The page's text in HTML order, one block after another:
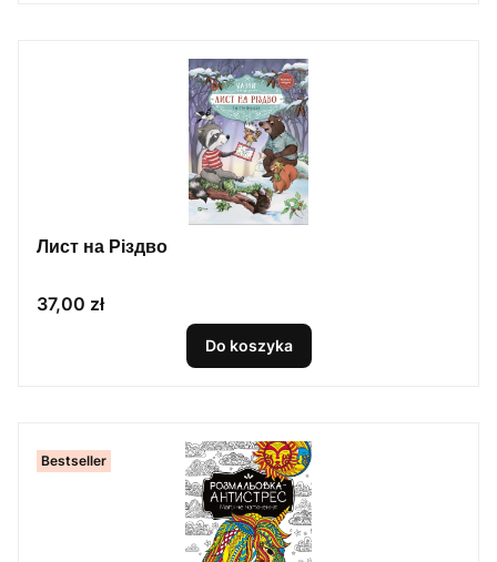
Лист на Різдво
Cena
37,00 zł
Do koszyka
Bestseller